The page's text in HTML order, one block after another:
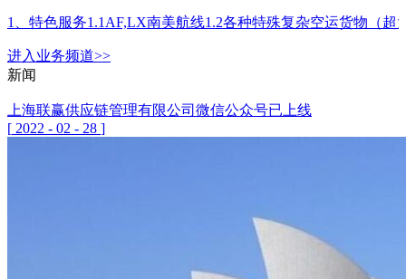
1、特色服务1.1AF,LX南美航线1.2各种特殊复杂空运货物（
进入 业务频道>>
新闻
上海联赢供应链管理有限公司微信公众号已上线
[ 2022 - 02 - 28 ]